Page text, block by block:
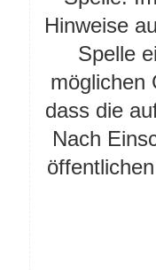
Hinweise
Spelle
möglichen
dass die
Nach